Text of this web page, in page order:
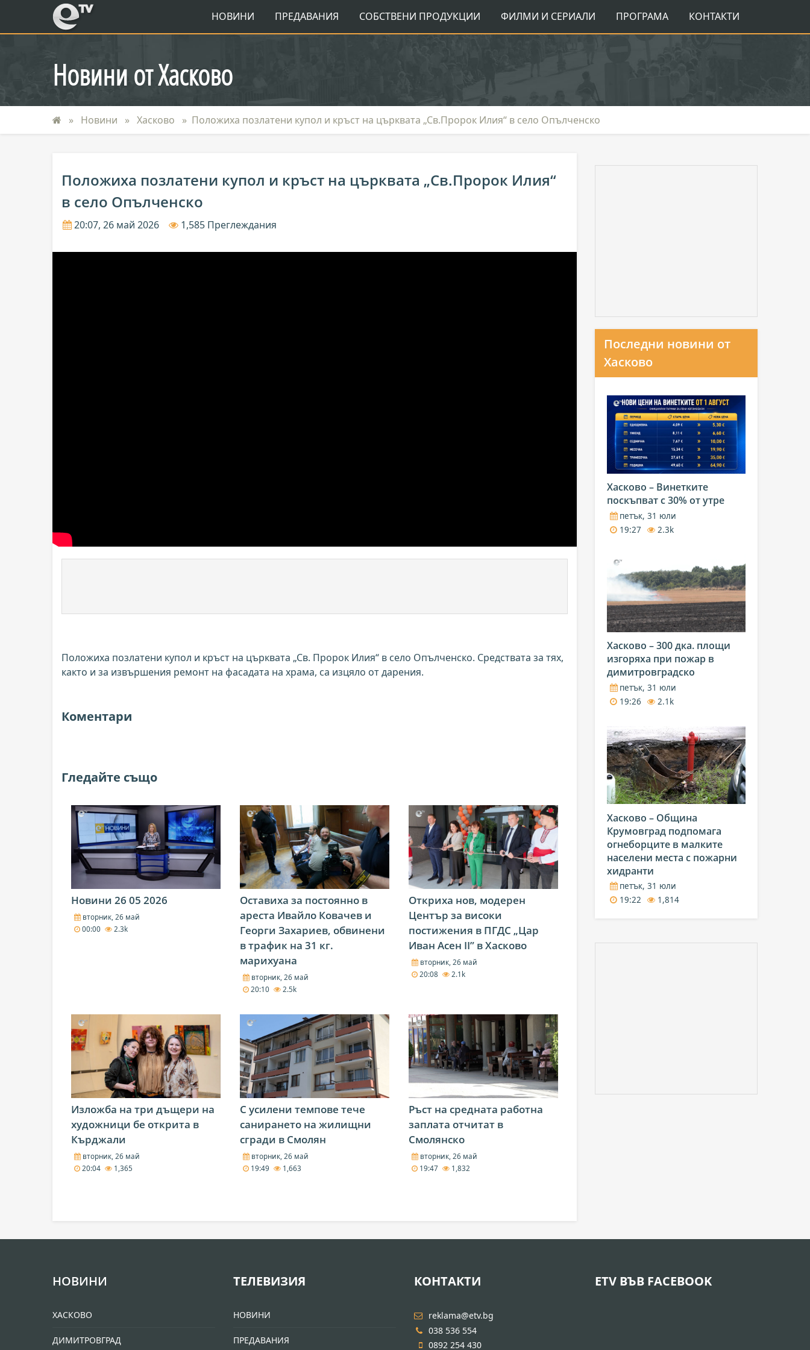
eTV НОВИНИ ПРЕДАВАНИЯ СОБСТВЕНИ ПРОДУКЦИИ ФИЛМИ И СЕРИАЛИ ПРОГРАМА КОНТАКТИ
Новини от Хасково
Новини Хасково Положиха позлатени купол и кръст на църквата „Св.Пророк Илия“ в село Опълченско
Положиха позлатени купол и кръст на църквата „Св.Пророк Илия“
в село Опълченско
20:07, 26 май 2026 1,585 Преглеждания
Положиха позлатени купол и кръст на църквата „Св. Пророк Илия“ в село Опълченско. Средствата за тях,
както и за извършения ремонт на фасадата на храма, са изцяло от дарения.
Коментари
Гледайте също
Новини 26 05 2026
вторник, 26 май
00:00
2.3k
Оставиха за постоянно в
ареста Ивайло Ковачев и
Георги Захариев, обвинени
в трафик на 31 кг.
марихуана
вторник, 26 май
20:10
2.5k
Откриха нов, модерен
Център за високи
постижения в ПГДС „Цар
Иван Асен II” в Хасково
вторник, 26 май
20:08
2.1k
Изложба на три дъщери на
художници бе открита в
Кърджали
вторник, 26 май
20:04
1,365
С усилени темпове тече
санирането на жилищни
сгради в Смолян
вторник, 26 май
19:49
1,663
Ръст на средната работна
заплата отчитат в
Смолянско
вторник, 26 май
19:47
1,832
Последни новини от
Хасково
Хасково – Винетките
поскъпват с 30% от утре
петък, 31 юли
19:27
2.3k
Хасково – 300 дка. площи
изгоряха при пожар в
димитровградско
петък, 31 юли
19:26
2.1k
Хасково – Община
Крумовград подпомага
огнеборците в малките
населени места с пожарни
хидранти
петък, 31 юли
19:22
1,814
НОВИНИ
ХАСКОВО
ДИМИТРОВГРАД
ТЕЛЕВИЗИЯ
НОВИНИ
ПРЕДАВАНИЯ
КОНТАКТИ
reklama@etv.bg
038 536 554
0892 254 430
ETV ВЪВ FACEBOOK